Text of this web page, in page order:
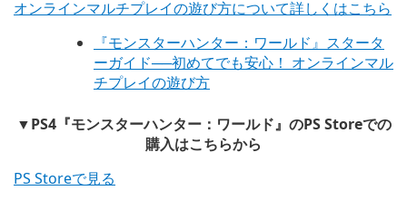
オンラインマルチプレイの遊び方について詳しくはこちら
『モンスターハンター：ワールド』スタータ
ーガイド──初めてでも安心！ オンラインマル
チプレイの遊び方
▼PS4『モンスターハンター：ワールド』のPS Storeでの
購入はこちらから
PS Storeで見る